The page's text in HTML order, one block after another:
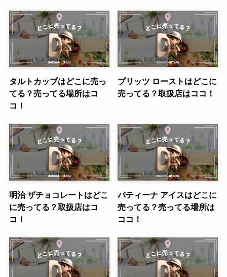
タルトカップはどこに売っ
てる？売ってる場所はコ
コ！
プリッツ ローストはどこに
売ってる？取扱店はココ！
明治 ザチョコレートはどこ
に売ってる？取扱店はコ
コ！
パティーナ アイスはどこに
売ってる？売ってる場所は
ココ！